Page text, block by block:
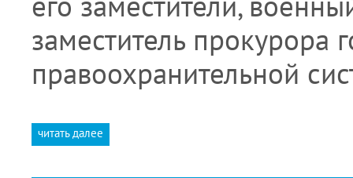
заместитель прокурора
правоохранительной
читать далее